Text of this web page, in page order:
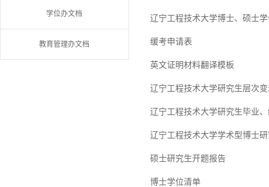
学位办文档
教育管理办文档
辽宁工程技术大学博士、硕士
缓考申请表
英文证明材料翻译模板
辽宁工程技术大学研究生层次
辽宁工程技术大学研究生毕业
辽宁工程技术大学学术型博士
硕士研究生开题报告
博士学位清单